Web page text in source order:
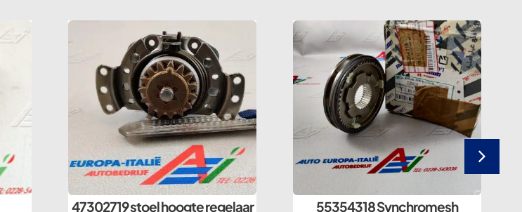
47302719 stoel hoogte regelaar
55354318 Synchromesh